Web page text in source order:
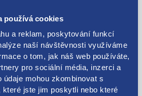
používá cookies
a reklam, poskytování funkcí
naší návštěvnosti využíváme
o tom, jak náš web používáte,
pro sociální média, inzerci a
údaje mohou zkombinovat s
jste jim poskytli nebo které
85873A6000 85873A6000RY